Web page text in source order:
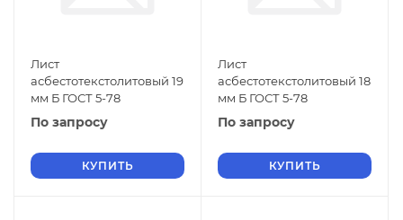
Лист
асбестотекстолитовый 19
мм Б ГОСТ 5-78
По запросу
КУПИТЬ
Лист
асбестотекстолитовый 18
мм Б ГОСТ 5-78
По запросу
КУПИТЬ